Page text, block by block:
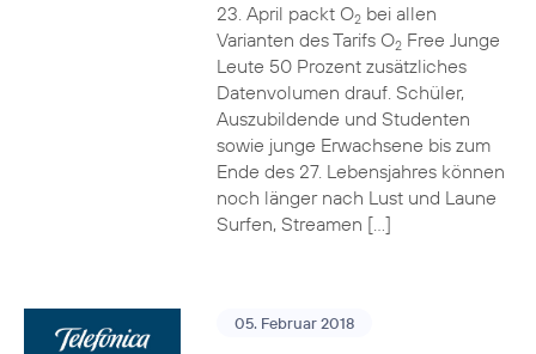
23. April packt O2bei allen
Varianten des Tarifs O2Free Junge
Leute 50 Prozent zusätzliches
Datenvolumen drauf. Schüler,
Auszubildende und Studenten
sowie junge Erwachsene bis zum
Ende des 27. Lebensjahres können
noch länger nach Lust und Laune
Surfen, Streamen […]
05. Februar 2018